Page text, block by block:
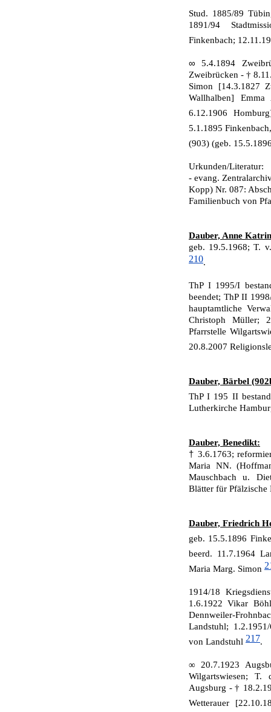
Stud. 1885/89
1891/94
Finkenbach;
∞5.4.1894
Zweibrücken - †
Simon [14.3.1827
Wallhalben]
6.12.1906
5.1.1895
(903) (geb.
Urkunden/Literatur:
- evang.
Kopp) Nr. 087:
Familienbuch von
Dauber, Anne
geb. 19.5.1968; T.
210.
ThP I 1995/I
beendet; ThP II
hauptamtliche
Christoph Müller;
Pfarrstelle
20.8.2007
Dauber, Bärbel
ThP I 195 II
Lutherkirche
Dauber, Benedikt:
† 3.6.1763;
Maria NN.
Mauschbach u.
Blätter für Pfälzische
Dauber, Friedrich
geb. 15.5.1896
beerd. 11.7.1964
Maria Marg. Simon
1914/18
1.6.1922 Vikar
Dennweiler-
Landstuhl;
von Landstuhl 217.
∞ 20.7.1923
Wilgartswiesen; T.
Augsburg - †
Wetterauer